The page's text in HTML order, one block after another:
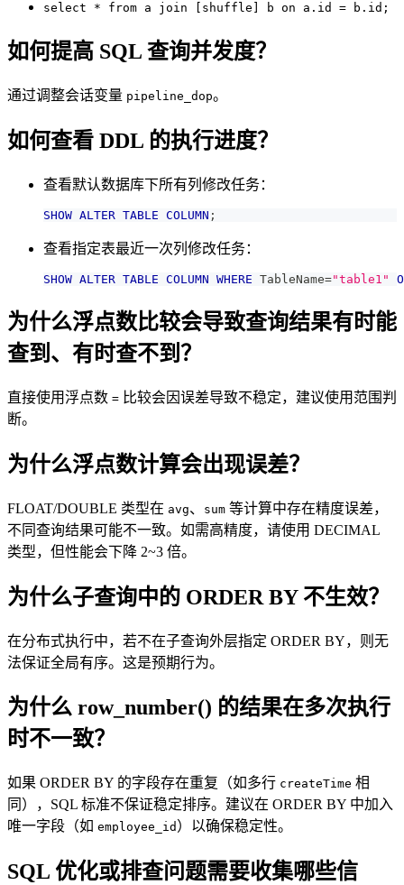
select * from a join [shuffle] b on a.id = b.id;
如何提高 SQL 查询并发度？
通过调整会话变量 pipeline_dop。
如何查看 DDL 的执行进度？
查看默认数据库下所有列修改任务：
SHOW ALTER TABLE COLUMN ;
查看指定表最近一次列修改任务：
SHOW ALTER TABLE COLUMN WHERE TableName="table1"
为什么浮点数比较会导致查询结果有时能
查到、有时查不到？
直接使用浮点数 = 比较会因误差导致不稳定，建议使用范围判
断。
为什么浮点数计算会出现误差？
FLOAT/DOUBLE 类型在 avg、 sum 等计算中存在精度误差，
不同查询结果可能不一致。如需高精度，请使用 DECIMAL
类型，但性能会下降 2~3 倍。
为什么子查询中的 ORDER BY 不生效？
在分布式执行中，若不在子查询外层指定 ORDER BY，则无
法保证全局有序。这是预期行为。
为什么 row_number() 的结果在多次执行
时不一致？
如果 ORDER BY 的字段存在重复（如多行 createTime 相
同），SQL 标准不保证稳定排序。建议在 ORDER BY 中加入
唯一字段（如 employee_id ）以确保稳定性。
SQL 优化或排查问题需要收集哪些信